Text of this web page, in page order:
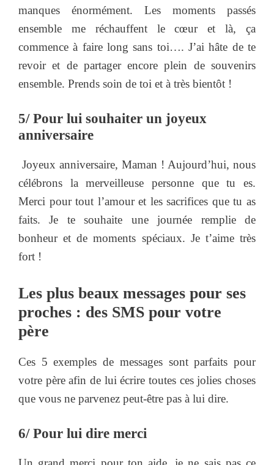
manques énormément. Les moments passés
ensemble me réchauffent le cœur et là, ça
commence à faire long sans toi…. J’ai hâte de te
revoir et de partager encore plein de souvenirs
ensemble. Prends soin de toi et à très bientôt !
5/ Pour lui souhaiter un joyeux
anniversaire
Joyeux anniversaire, Maman ! Aujourd’hui, nous
célébrons la merveilleuse personne que tu es.
Merci pour tout l’amour et les sacrifices que tu as
faits. Je te souhaite une journée remplie de
bonheur et de moments spéciaux. Je t’aime très
fort !
Les plus beaux messages pour ses
proches : des SMS pour votre
père
Ces 5 exemples de messages sont parfaits pour
votre père afin de lui écrire toutes ces jolies choses
que vous ne parvenez peut-être pas à lui dire.
6/ Pour lui dire merci